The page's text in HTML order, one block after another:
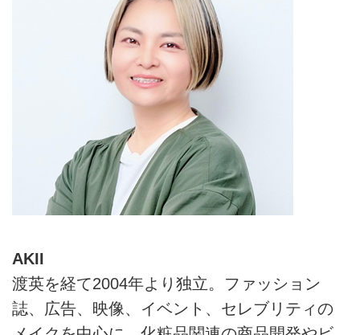
AKII
渡英を経て2004年より独立。ファッション
誌、広告、映像、イベント、セレブリティの